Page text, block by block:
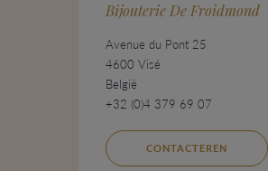
Bijouterie De Froidmond
Avenue du Pont 25
4600 Visé
België
+32 (0)4 379 69 07
CONTACTEREN